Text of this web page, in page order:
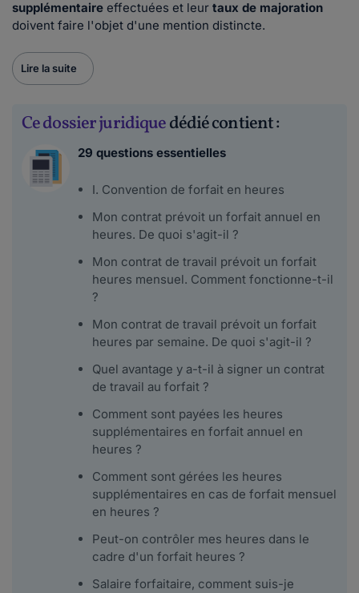
supplémentaire effectuées et leur taux de majoration
doivent faire l'objet d'une mention distincte.
Lire la suite
Ce dossier juridiquedédié contient :
29 questions essentielles
I. Convention de forfait en heures
Mon contrat prévoit un forfait annuel en
heures. De quoi s'agit-il ?
Mon contrat de travail prévoit un forfait
heures mensuel. Comment fonctionne-t-il
?
Mon contrat de travail prévoit un forfait
heures par semaine. De quoi s'agit-il ?
Quel avantage y a-t-il à signer un contrat
de travail au forfait ?
Comment sont payées les heures
supplémentaires en forfait annuel en
heures ?
Comment sont gérées les heures
supplémentaires en cas de forfait mensuel
en heures ?
Peut-on contrôler mes heures dans le
cadre d'un forfait heures ?
Salaire forfaitaire, comment suis-je